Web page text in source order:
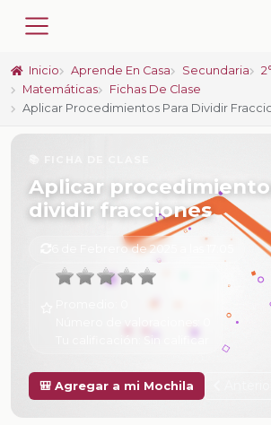
Inicio Aprende En Casa Secundaria
Matemáticas
Fichas De Clase
Aplicar Procedimientos Para Dividir
Aplicar
dividir fracciones
6 de Febrero de 2025 a las 17:05
Sin calificar
🎒 Agregar a mi Mochila